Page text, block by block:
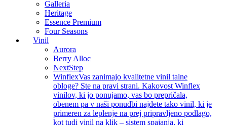
Galleria
Heritage
Essence Premium
Four Seasons
Vinil
Aurora
Berry Alloc
NextStep
WinflexVas zanimajo kvalitetne vinil talne
obloge? Ste na pravi strani. Kakovost Winflex
vinilov, ki jo ponujamo, vas bo prepričala,
obenem pa v naši ponudbi najdete tako vinil, ki je
primeren za leplenje na prej pripravljeno podlago,
kot tudi vinil na klik – sistem spajanja, ki